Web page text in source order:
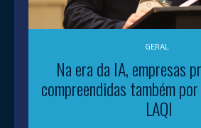
GERAL
Na era da IA, empresas
compreendidas também
LAQI